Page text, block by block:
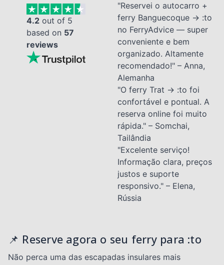
4.2 out of 5
based on 57
reviews
"Reservei o autocarro +
ferry Banguecoque → :to
no FerryAdvice — super
conveniente e bem
organizado. Altamente
recomendado!" – Anna,
Alemanha
"O ferry Trat → :to foi
confortável e pontual. A
reserva online foi muito
rápida." – Somchai,
Tailândia
"Excelente serviço!
Informação clara, preços
justos e suporte
responsivo." – Elena,
Rússia
📌 Reserve agora o seu ferry para :to
Não perca uma das escapadas insulares mais